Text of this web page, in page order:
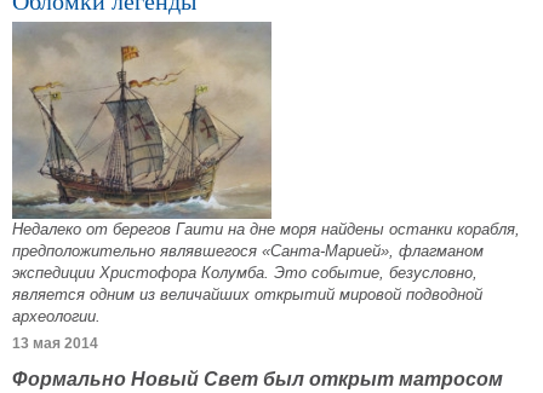
Недалеко от берегов Гаити на дне моря найдены останки корабля,
предположительно являвшегося «Санта-Марией», флагманом
экспедиции Христофора Колумба. Это событие, безусловно,
является одним из величайших открытий мировой подводной
археологии.
13 мая 2014
Формально Новый Свет был открыт матросом